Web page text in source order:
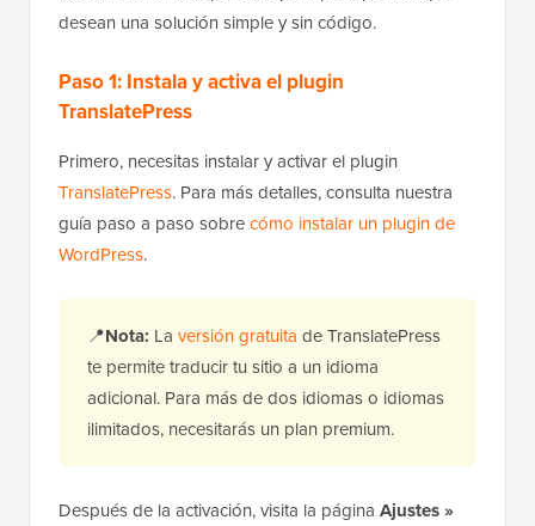
desean una solución simple y sin código.
Paso 1: Instala y activa el plugin
TranslatePress
Primero, necesitas instalar y activar el plugin
TranslatePress. Para más detalles, consulta nuestra
guía paso a paso sobrecómo instalar un plugin de
WordPress.
📍Nota: La versión gratuita de TranslatePress
te permite traducir tu sitio a un idioma
adicional. Para más de dos idiomas o idiomas
ilimitados, necesitarás un plan premium.
Después de la activación, visita la página Ajustes »